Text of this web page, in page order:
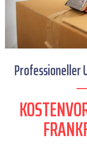
Professioneller